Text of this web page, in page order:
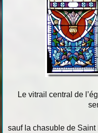
Le vitrail central de
sauf la chasuble de Saint